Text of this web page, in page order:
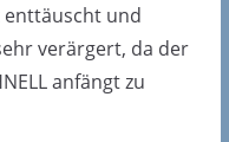
und
verärgert, da der
anfängt zu